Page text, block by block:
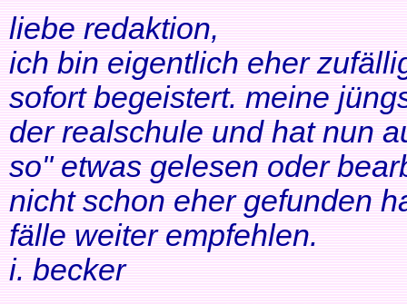
liebe redaktion,
ich bin eigentlich eher
sofort begeistert. meine
der realschule und hat nun
so" etwas gelesen oder
nicht schon eher gefunden
fälle weiter empfehlen.
i. becker